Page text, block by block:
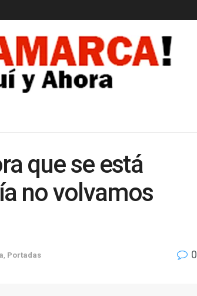
que se está
no volvamos
Portadas 0